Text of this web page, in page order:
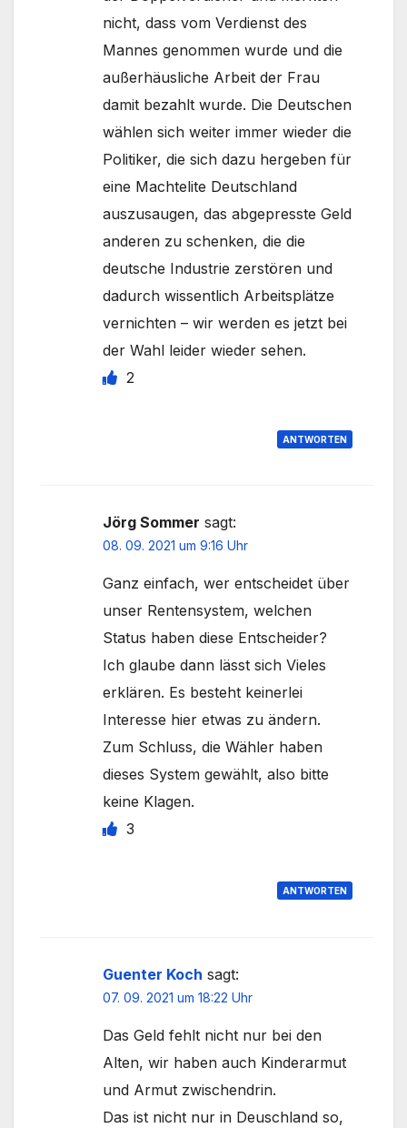
nicht, dass vom Verdienst des
Mannes genommen wurde und die
außerhäusliche Arbeit der Frau
damit bezahlt wurde. Die Deutschen
wählen sich weiter immer wieder die
Politiker, die sich dazu hergeben für
eine Machtelite Deutschland
auszusaugen, das abgepresste Geld
anderen zu schenken, die die
deutsche Industrie zerstören und
dadurch wissentlich Arbeitsplätze
vernichten – wir werden es jetzt bei
der Wahl leider wieder sehen.
2
ANTWORTEN
Jörg Sommer sagt:
08. 09. 2021 um 9:16 Uhr
Ganz einfach, wer entscheidet über
unser Rentensystem, welchen
Status haben diese Entscheider?
Ich glaube dann lässt sich Vieles
erklären. Es besteht keinerlei
Interesse hier etwas zu ändern.
Zum Schluss, die Wähler haben
dieses System gewählt, also bitte
keine Klagen.
3
ANTWORTEN
Guenter Koch sagt:
07. 09. 2021 um 18:22 Uhr
Das Geld fehlt nicht nur bei den
Alten, wir haben auch Kinderarmut
und Armut zwischendrin.
Das ist nicht nur in Deuschland so,